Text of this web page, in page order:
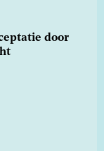
door